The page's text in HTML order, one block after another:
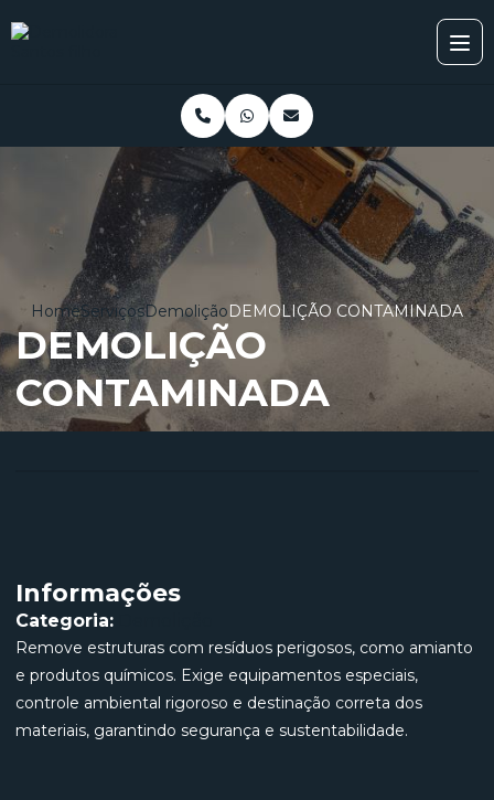
HomeServiçosDemoliçãoDEMOLIÇÃO CONTAMINADA
DEMOLIÇÃO
CONTAMINADA
Informações
Categoria:
Remove estruturas com resíduos perigosos, como amianto
e produtos químicos. Exige equipamentos especiais,
controle ambiental rigoroso e destinação correta dos
materiais, garantindo segurança e sustentabilidade.